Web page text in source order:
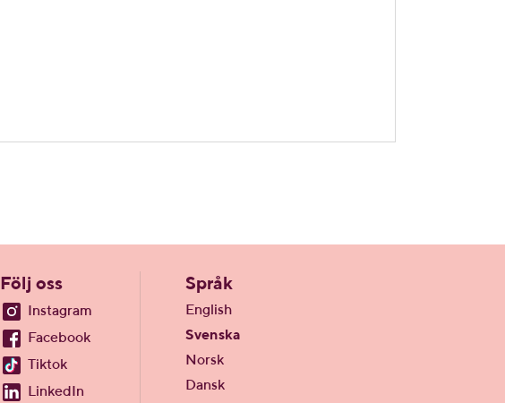
Följ oss
Instagram
Facebook
Tiktok
LinkedIn
Språk
English
Svenska
Norsk
Dansk